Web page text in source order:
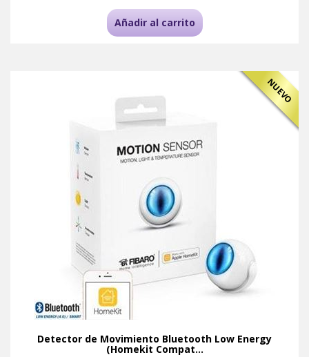
Añadir al carrito
NUEVO
Detector de Movimiento Bluetooth Low Energy
(Homekit Compat...